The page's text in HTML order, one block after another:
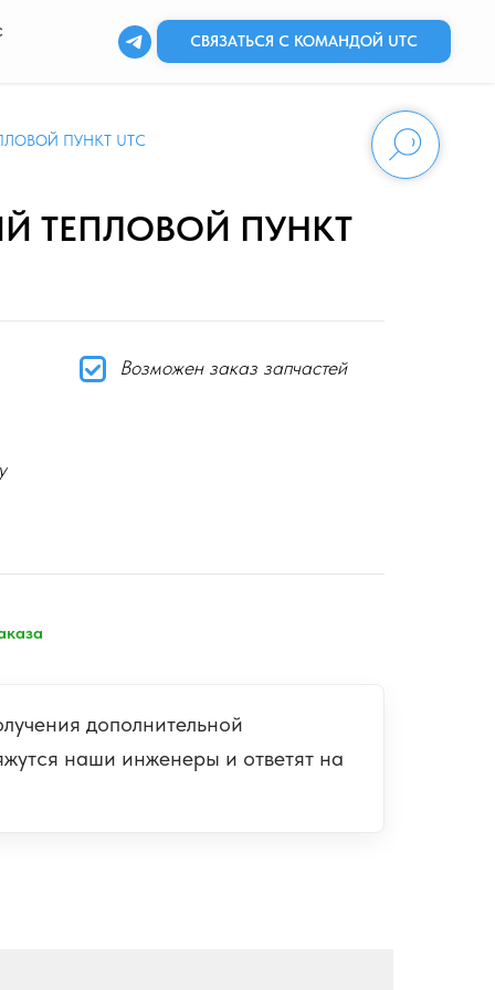
СВЯЗАТЬСЯ С КОМАНДОЙ UTC
ПУНКТ UTC
ТЕПЛОВОЙ ПУНКТ
Возможен заказ запчастей